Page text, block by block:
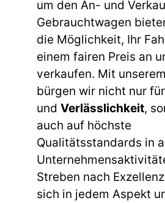
um den An- und
Gebrauchtwagen
die Möglichkeit, Ihr
einem fairen Preis an
verkaufen. Mit
bürgen wir nicht nur für
und Verlässlichkeit,
auch auf höchste
Qualitätsstandards in
Streben nach
sich in jedem Aspekt